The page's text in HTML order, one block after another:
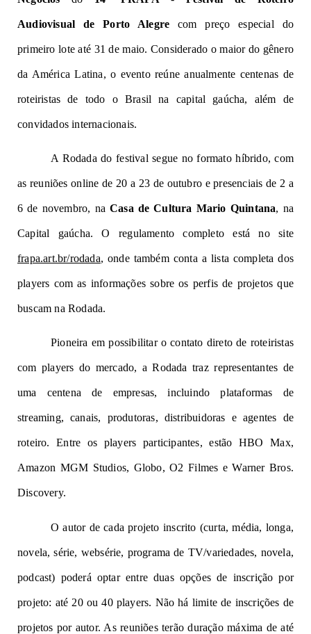
Audiovisual de Porto Alegre com preço especial do
primeiro lote até 31 de maio. Considerado o maior do gênero
da América Latina, o evento reúne anualmente centenas de
roteiristas de todo o Brasil na capital gaúcha, além de
convidados internacionais.
A Rodada do festival segue no formato híbrido, com
as reuniões online de 20 a 23 de outubro e presenciais de 2 a
6 de novembro, na Casa de Cultura Mario Quintana, na
frapa.art.br/rodada
players com as informações sobre os perfis de projetos que
buscam na Rodada.
Pioneira em possibilitar o contato direto de roteiristas
com players do mercado, a Rodada traz representantes de
uma centena de empresas, incluindo plataformas de
streaming, canais, produtoras, distribuidoras e agentes de
roteiro. Entre os players participantes, estão HBO Max,
Amazon MGM Studios, Globo, O2 Filmes e Warner Bros.
Discovery.
O autor de cada projeto inscrito (curta, média, longa,
novela, série, websérie, programa de TV/variedades, novela,
podcast) poderá optar entre duas opções de inscrição por
projeto: até 20 ou 40 players. Não há limite de inscrições de
projetos por autor. As reuniões terão duração máxima de até